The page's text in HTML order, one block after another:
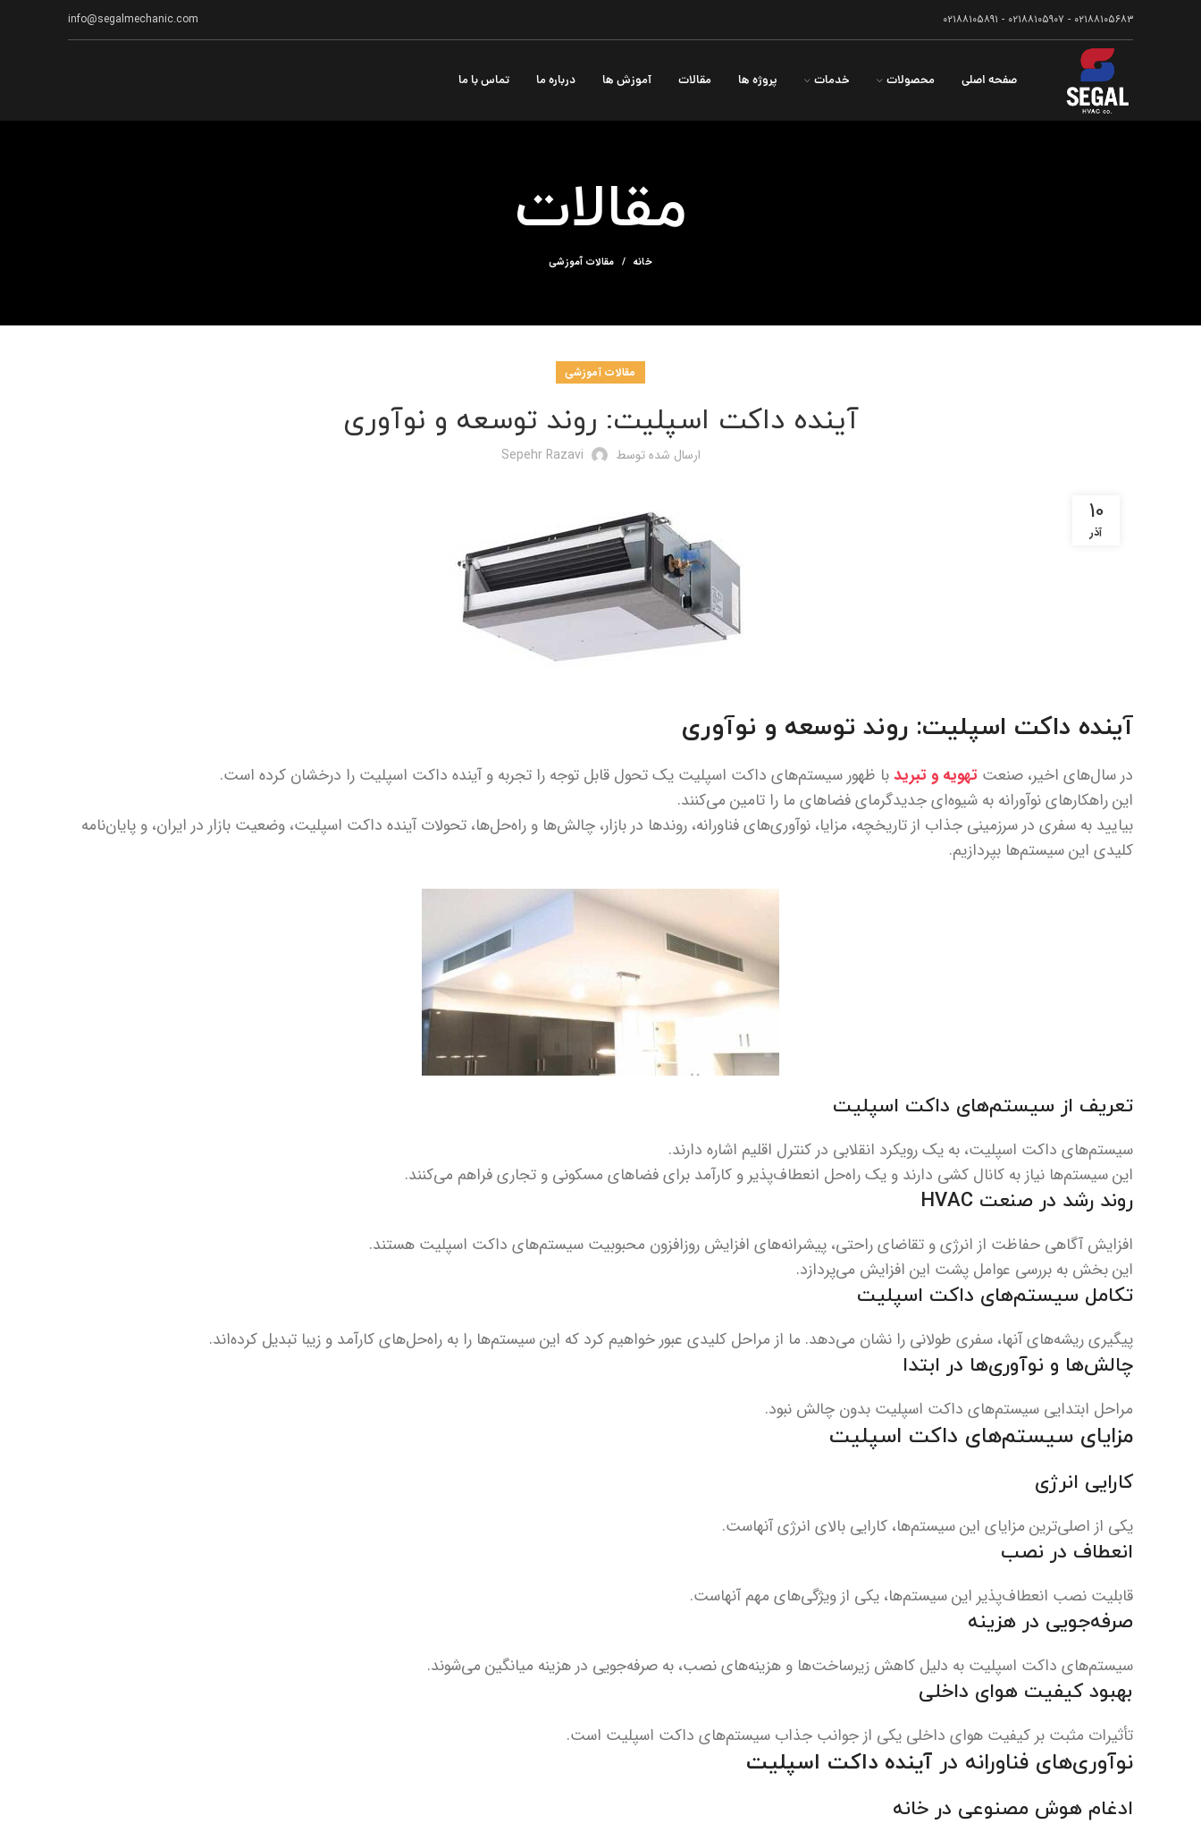
۰۲۱۸۸۱۰۵۶۸۳ - ۰۲۱۸۸۱۰۵۹۰۷ - ۰۲۱۸۸۱۰۵۸۹۱ info@segalmechanic.com
صفحه اصلی محصولات خدمات پروژه ها مقالات آموزش ها درباره ما تماس با ما
مقالات
خانه مقالات آموزشی
مقالات آموزشی
آینده داکت اسپلیت: روند توسعه و نوآوری
ارسال شده توسط Sepehr Razavi
10
آذر
آینده داکت اسپلیت: روند توسعه و نوآوری
در سال‌های اخیر، صنعت تهویه و تبریدبا ظهور سیستم‌های داکت اسپلیت یک تحول قابل توجه را تجربه و آینده داکت اسپلیت را درخشان کرده است.
این راهکارهای نوآورانه به شیوه‌ای جدیدگرمای فضاهای ما را تامین می‌کنند.
بیایید به سفری در سرزمینی جذاب از تاریخچه، مزایا، نوآوری‌های فناورانه، روندها در بازار، چالش‌ها و راه‌حل‌ها، تحولات آینده داکت اسپلیت، وضعیت بازار در ایران، و پایان‌نامه
کلیدی این سیستم‌ها بپردازیم.
تعریف از سیستم‌های داکت اسپلیت
سیستم‌های داکت اسپلیت، به یک رویکرد انقلابی در کنترل اقلیم اشاره دارند.
این سیستم‌ها نیاز به کانال کشی دارند و یک راه‌حل انعطاف‌پذیر و کارآمد برای فضاهای مسکونی و تجاری فراهم می‌کنند.
روند رشد در صنعت HVAC
افزایش آگاهی حفاظت از انرژی و تقاضای راحتی، پیشرانه‌های افزایش روزافزون محبوبیت سیستم‌های داکت اسپلیت هستند.
این بخش به بررسی عوامل پشت این افزایش می‌پردازد.
تکامل سیستم‌های داکت اسپلیت
پیگیری ریشه‌های آنها، سفری طولانی را نشان می‌دهد. ما از مراحل کلیدی‌ عبور خواهیم کرد که این سیستم‌ها را به راه‌حل‌های کارآمد و زیبا تبدیل کرده‌اند.
چالش‌ها و نوآوری‌ها در ابتدا
مراحل ابتدایی سیستم‌های داکت اسپلیت بدون چالش نبود.
مزایای سیستم‌های داکت اسپلیت
کارایی انرژی
یکی از اصلی‌ترین مزایای این سیستم‌ها، کارایی بالای انرژی آنهاست.
انعطاف در نصب
قابلیت نصب انعطاف‌پذیر این سیستم‌ها، یکی از ویژگی‌های مهم آنهاست.
صرفه‌جویی در هزینه
سیستم‌های داکت اسپلیت به دلیل کاهش زیرساخت‌ها و هزینه‌های نصب، به صرفه‌جویی در هزینه میانگین می‌شوند.
بهبود کیفیت هوای داخلی
تأثیرات مثبت بر کیفیت هوای داخلی یکی از جوانب جذاب سیستم‌های داکت اسپلیت است.
نوآوری‌های فناورانه در آینده داکت اسپلیت
ادغام هوش مصنوعی در خانه